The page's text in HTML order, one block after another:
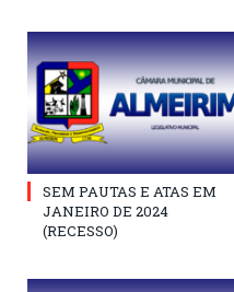
SEM PAUTAS E ATAS EM
JANEIRO DE 2024
(RECESSO)